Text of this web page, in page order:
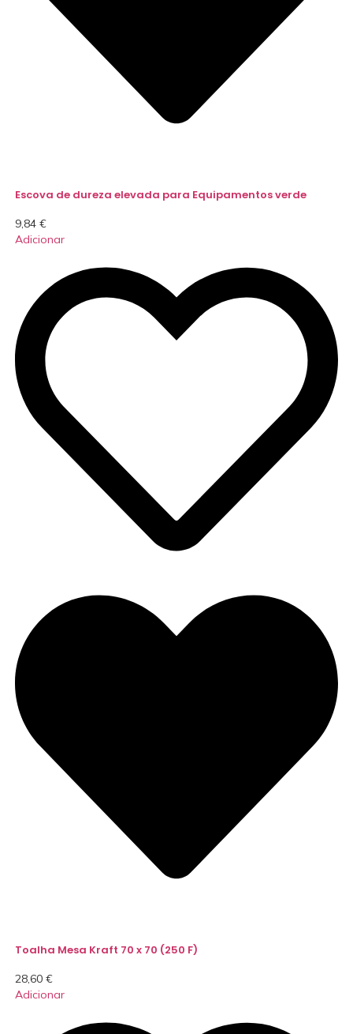
Escova de dureza elevada para Equipamentos verde
9,84 €
Adicionar
Toalha Mesa Kraft 70 x 70 (250 F)
28,60 €
Adicionar